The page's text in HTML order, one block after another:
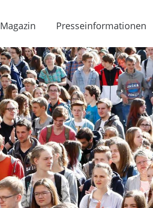
Magazin Presseinformationen